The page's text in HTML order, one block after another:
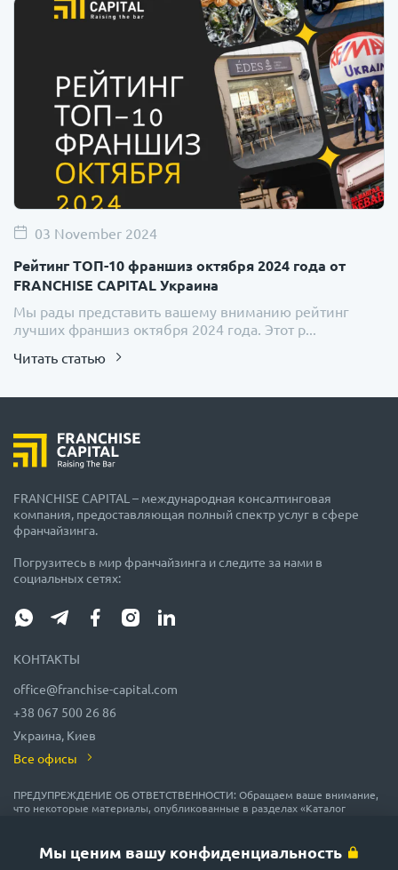
03 November 2024
Рейтинг ТОП-10 франшиз октября 2024 года от
FRANCHISE CAPITAL Украина
Мы рады представить вашему вниманию рейтинг
лучших франшиз октября 2024 года. Этот р...
Читать статью
Мы ценим вашу конфиденциальность
FRANCHISE CAPITAL – международная консалтинговая
компания, предоставляющая полный спектр услуг в сфере
франчайзинга.
Погрузитесь в мир франчайзинга и следите за нами в
социальных сетях:
КОНТАКТЫ
office@franchise-capital.com
+38 067 500 26 86
Украина, Киев
Все офисы
ПРЕДУПРЕЖДЕНИЕ ОБ ОТВЕТСТВЕННОСТИ: Обращаем ваше внимание,
что некоторые материалы, опубликованные в разделах «Каталог
рекламы или получены на безвозмездной основе из источников,
которые мы считаем надежными, но их точность и полнота не